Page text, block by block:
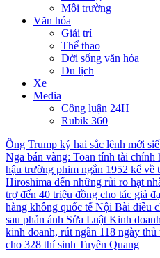
Môi trường
Văn hóa
Giải trí
Thể thao
Đời sống văn hóa
Du lịch
Xe
Media
Công luận 24H
Rubik 360
Ông Trump ký hai sắc lệnh mới
Nga bán vàng: Toan tính tài chính
hậu trường phim ngắn 1952 kể về
Hiroshima đến những rủi ro hạt
trợ đến 40 triệu đồng cho tác giả
hàng không quốc tế Nội Bài điều
sau phản ánh Sửa Luật Kinh
kinh doanh, rút ngắn 118 ngày thủ
cho 328 thí sinh Tuyên Quang